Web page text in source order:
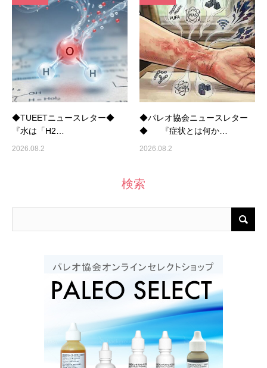
◆TUEETニュースレター◆
『水は「H2…
2026.08.2
◆パレオ協会ニュースレター
◆ 『症状とは何か…
2026.08.2
検索